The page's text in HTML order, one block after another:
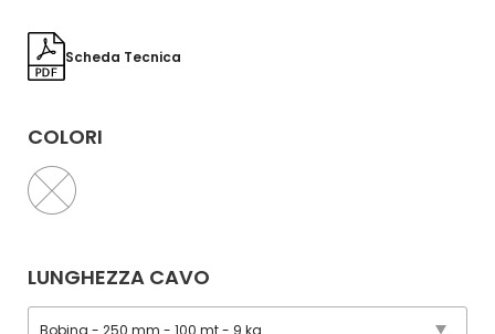
Scheda Tecnica
COLORI
LUNGHEZZA CAVO